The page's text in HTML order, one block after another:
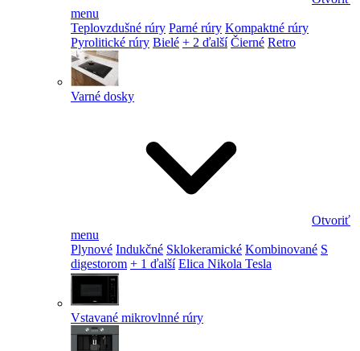
menu
Teplovzdušné rúry Parné rúry Kompaktné rúry
Pyrolitické rúry Bielé + 2 ďalší Čierné Retro
Varné dosky
Otvoriť
menu
Plynové Indukčné Sklokeramické Kombinované S
digestorom + 1 ďalší Elica Nikola Tesla
Vstavané mikrovlnné rúry